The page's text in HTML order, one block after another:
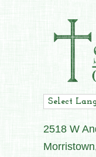
2518 W